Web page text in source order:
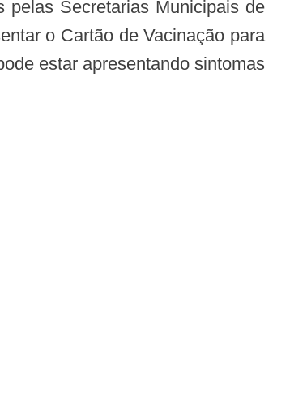
o Cartão de Vacinação para
estar apresentando sintomas